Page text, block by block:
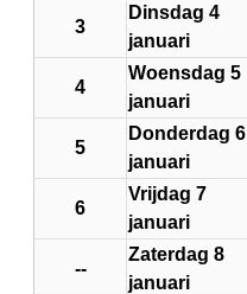
3
Dinsdag 4
januari
4
Woensdag 5
januari
5
Donderdag 6
januari
6
Vrijdag 7
januari
--
Zaterdag 8
januari